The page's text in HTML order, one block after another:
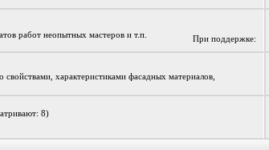
При поддержке:
работ неопытных мастеров и т.п.
характеристиками фасадных материалов,
8)